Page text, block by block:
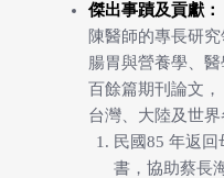
傑出事蹟及貢獻：
陳醫師的專長研
腸胃與營養學、
百餘篇期刊論文
台灣、大陸及世界
民國85 年返
書，協助蔡長